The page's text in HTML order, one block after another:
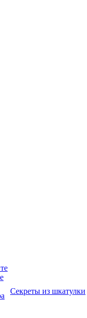
Секреты из шкатулки